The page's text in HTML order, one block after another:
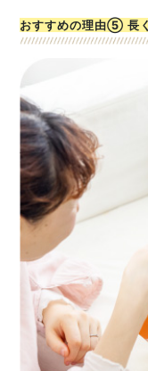
おすすめの理由⑤ 長